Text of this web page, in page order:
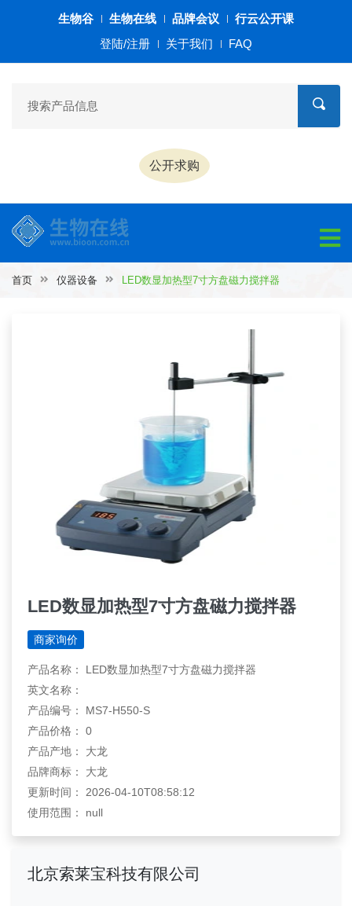
生物谷 生物在线 品牌会议
行云公开课
登陆/注册
关于我们 FAQ
公开求购
首页 仪器设备 LED数显加热型7寸方盘磁力搅拌器
LED数显加热型7寸方盘磁力搅拌器
商家询价
产品名称： LED数显加热型7寸方盘磁力搅拌器
英文名称：
产品编号： MS7-H550-S
产品价格： 0
产品产地： 大龙
品牌商标： 大龙
更新时间： 2026-04-10T08:58:12
使用范围： null
北京索莱宝科技有限公司